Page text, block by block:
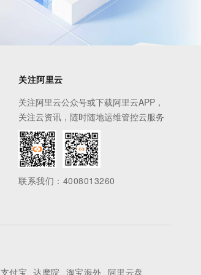
关注阿里云
关注阿里云公众号或下载阿里云APP，
关注云资讯，随时随地运维管控云服务
联系我们：4008013260
支付宝 达摩院 淘宝海外 阿里云盘